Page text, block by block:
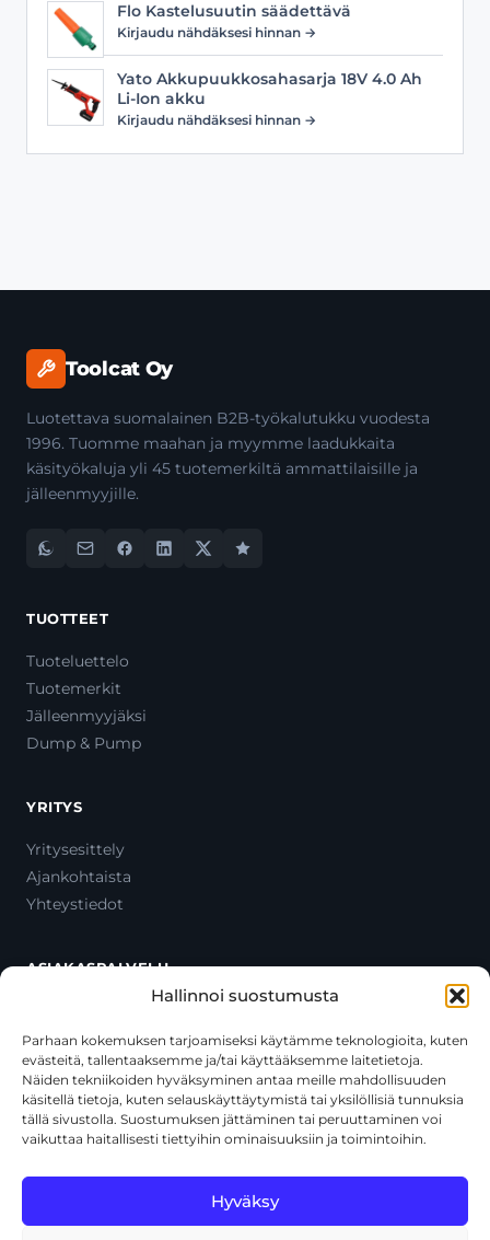
Hallinnoi suostumusta
Parhaan kokemuksen tarjoamiseksi käytämme teknologioita, kuten
evästeitä, tallentaaksemme ja/tai käyttääksemme laitetietoja.
Näiden tekniikoiden hyväksyminen antaa meille mahdollisuuden
käsitellä tietoja, kuten selauskäyttäytymistä tai yksilöllisiä tunnuksia
tällä sivustolla. Suostumuksen jättäminen tai peruuttaminen voi
vaikuttaa haitallisesti tiettyihin ominaisuuksiin ja toimintoihin.
Hyväksy
Flo Kastelusuutin säädettävä
Kirjaudu nähdäksesi hinnan →
Yato Akkupuukkosahasarja 18V 4.0 Ah
Li-Ion akku
Kirjaudu nähdäksesi hinnan →
Toolcat Oy
Luotettava suomalainen B2B-työkalutukku vuodesta
1996. Tuomme maahan ja myymme laadukkaita
käsityökaluja yli 45 tuotemerkiltä ammattilaisille ja
jälleenmyyjille.
TUOTTEET
Tuoteluettelo
Tuotemerkit
Jälleenmyyjäksi
Dump & Pump
YRITYS
Yritysesittely
Ajankohtaista
Yhteystiedot
ASIAKASPALVELU
Oma tili
Maksutavat
Toimitustavat
Usein kysytyt kysymykset
+358 44 270 3795
asiakaspalvelu@toolcat.fi